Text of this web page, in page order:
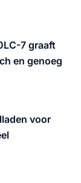
7 graaft
en genoeg
voor